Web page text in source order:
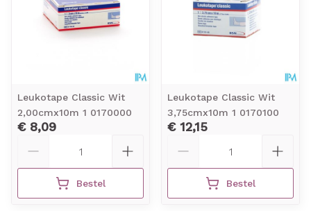
Leukotape Classic Wit
2,00cmx10m 1 0170000
€ 8,09
Bestel
Leukotape Classic Wit
3,75cmx10m 1 0170100
€ 12,15
Bestel